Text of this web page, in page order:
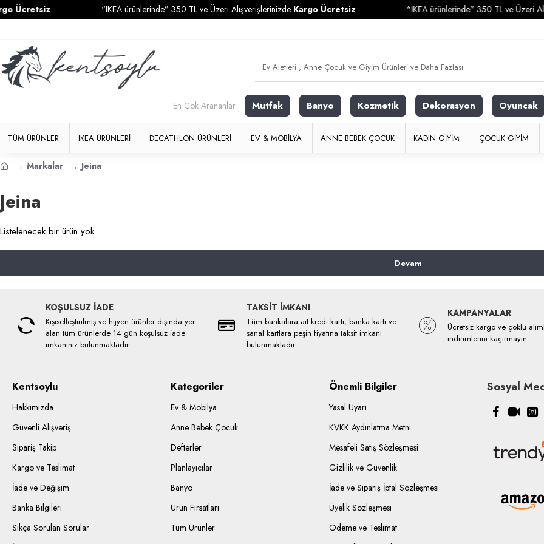
Ücretsiz “IKEA ürünlerinde” 350 TL ve Üzeri AlışverişlerinizdeKargo Ücretsiz “IKEA ürünlerinde” 350 TL ve Üzeri
En Çok Arananlar Mutfak Banyo Kozmetik Dekorasyon Oyuncak
TÜM ÜRÜNLER IKEA ÜRÜNLERI DECATHLON ÜRÜNLERI EV & MOBILYA ANNE BEBEK ÇOCUK KADIN GIYIM ÇOCUK GIYIM
Markalar Jeina
Jeina
Listelenecek bir ürün yok
Devam
KOŞULSUZ İADE
Kişiselleştirilmiş ve hijyen ürünler dışında yer
alan tüm ürünlerde 14 gün koşulsuz iade
imkanınız bulunmaktadır.
TAKSİT İMKANI
Tüm bankalara ait kredi kartı, banka kartı ve
sanal kartlara peşin fiyatına taksit imkanı
bulunmaktadır.
KAMPANYALAR
Ücretsiz kargo ve çoklu
indirimlerini kaçırmayın
Kentsoylu
Hakkımızda
Güvenli Alışveriş
Sipariş Takip
Kargo ve Teslimat
İade ve Değişim
Banka Bilgileri
Sıkça Sorulan Sorular
Kategoriler
Ev & Mobilya
Anne Bebek Çocuk
Defterler
Planlayıcılar
Banyo
Ürün Fırsatları
Tüm Ürünler
Önemli Bilgiler
Yasal Uyarı
KVKK Aydınlatma Metni
Mesafeli Satış Sözleşmesi
Gizlilik ve Güvenlik
İade ve Sipariş İptal Sözleşmesi
Üyelik Sözleşmesi
Ödeme ve Teslimat
Sosyal